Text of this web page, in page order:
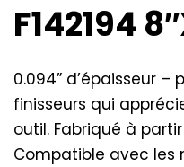
F142194
0.094” d’épaisseur –
finisseurs qui
outil. Fabriqué à
Compatible avec les